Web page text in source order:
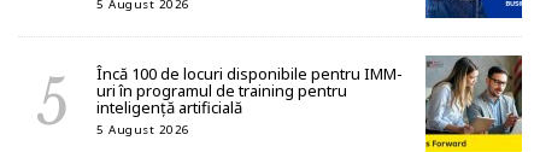
5 August 2026
Încă 100 de locuri disponibile pentru IMM-
uri în programul de training pentru
inteligență artificială
5 August 2026